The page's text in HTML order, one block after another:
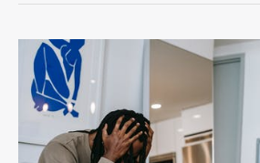
que
Brother,